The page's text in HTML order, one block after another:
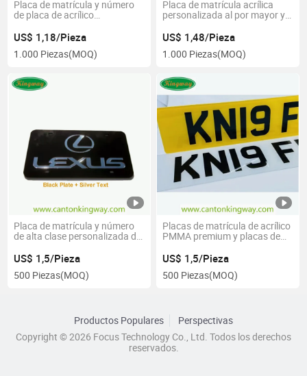
Placa de matrícula y número
de placa de acrílico
US$ 1,18/Pieza
1.000 Piezas(MOQ)
Placa de matrícula acrílica
personalizada al por mayor y
letras
US$ 1,48/Pieza
1.000 Piezas(MOQ)
Placa de matrícula y número
de alta clase personalizada de
US$ 1,5/Pieza
500 Piezas(MOQ)
Placas de matrícula de acrílico
PMMA premium y placas de
US$ 1,5/Pieza
500 Piezas(MOQ)
Productos Populares
Perspectivas
Copyright © 2026 Focus Technology Co., Ltd. Todos los derechos
reservados.